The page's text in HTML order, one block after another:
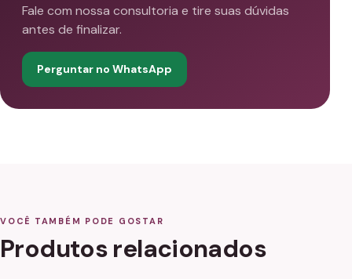
Fale com nossa consultoria e tire suas dúvidas
antes de finalizar.
Perguntar no WhatsApp
VOCÊ TAMBÉM PODE GOSTAR
Produtos relacionados